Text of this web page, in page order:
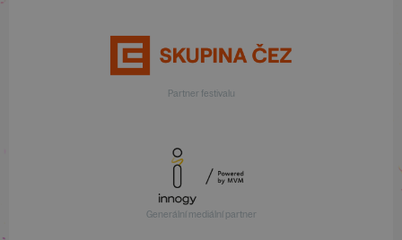
Partner festivalu
Generální mediální partner